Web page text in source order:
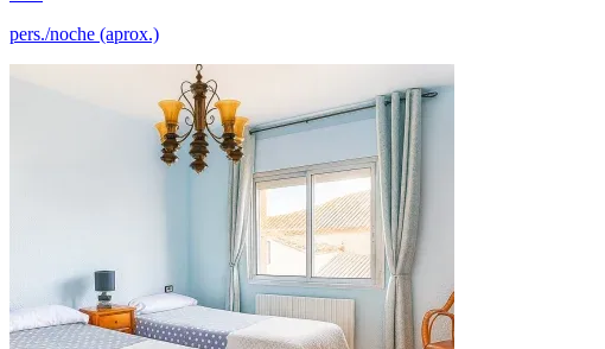
pers./noche (aprox.)